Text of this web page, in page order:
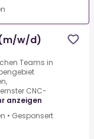
(m/w/d)
Teams in
CNC-
anzeigen
• Gesponsert